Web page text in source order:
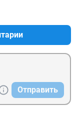
Отправить